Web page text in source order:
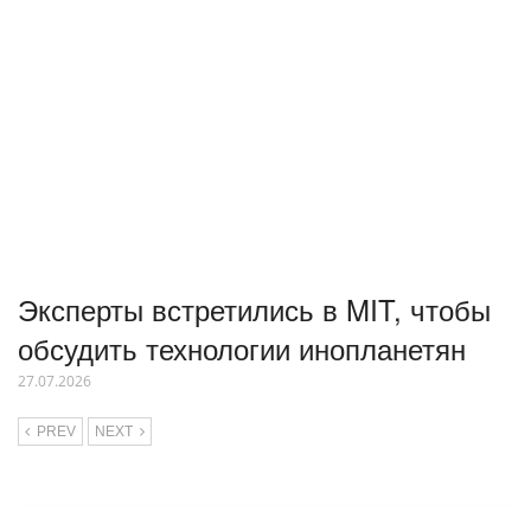
Эксперты встретились в MIT, чтобы
обсудить технологии инопланетян
27.07.2026
PREV NEXT